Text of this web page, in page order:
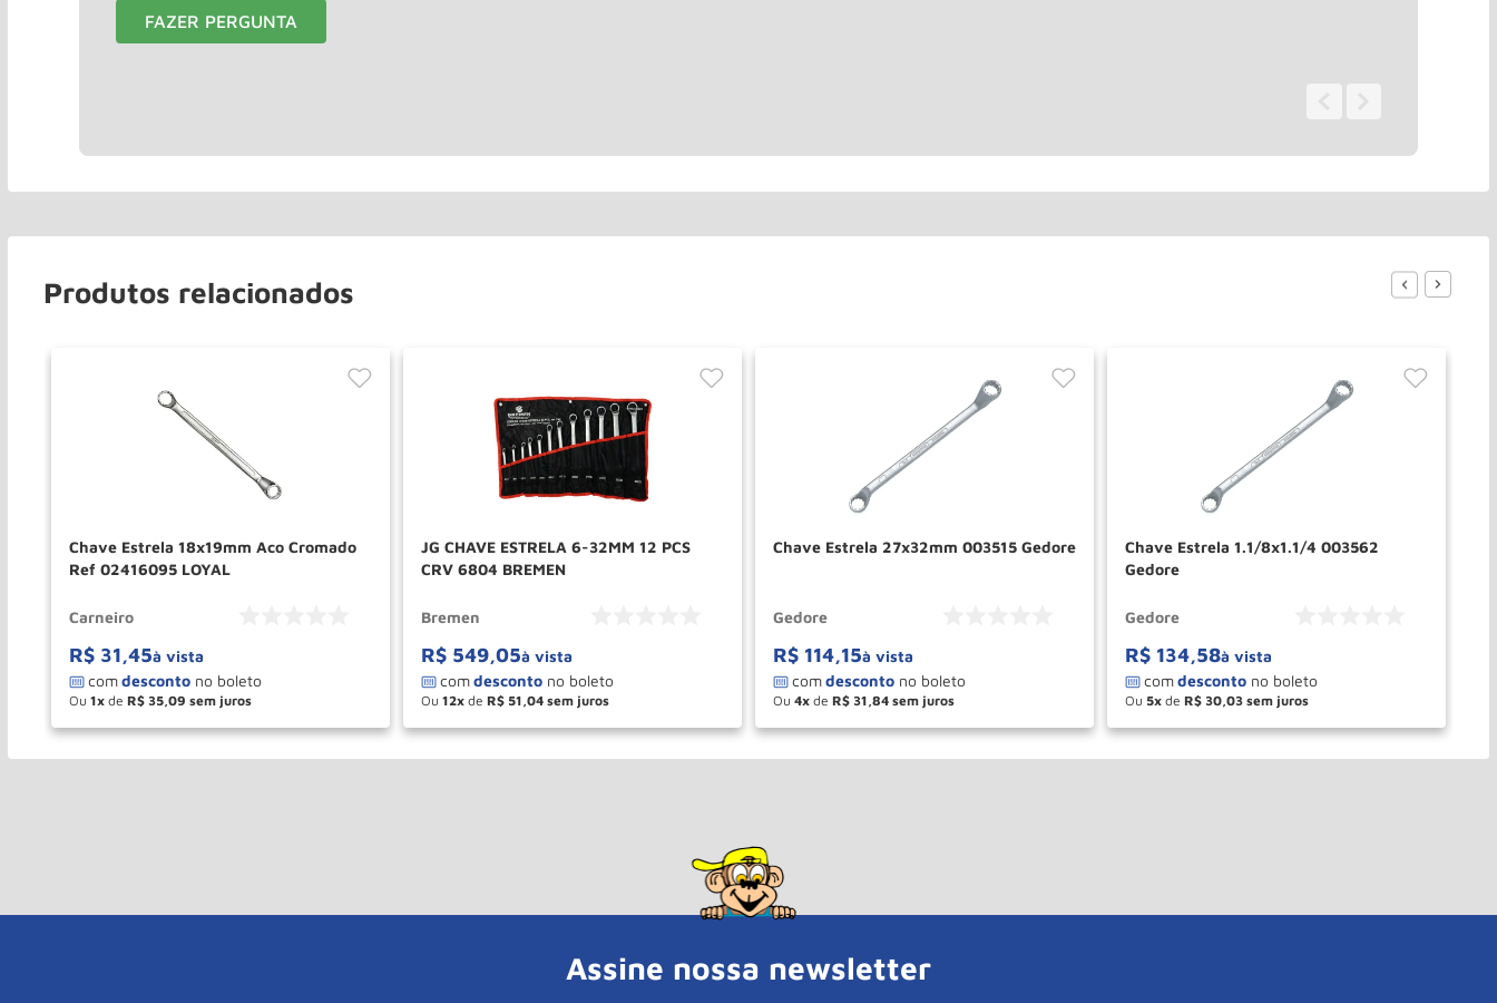
FAZER PERGUNTA
Produtos relacionados
Chave Estrela 18x19mm Aco Cromado
Ref 02416095 LOYAL
Carneiro
R$ 31,45à vista
Ou 1 de R$ 35,09
＋
－ COMPRAR
JG CHAVE ESTRELA 6-32MM 12 PCS
CRV 6804 BREMEN
Bremen
R$ 549,05à vista
Ou 12 de R$ 51,04
＋
－ COMPRAR
Chave Estrela 27x32mm 003515 Gedore
Gedore
R$ 114,15à vista
Ou 4 de R$ 31,84
＋
－ COMPRAR
Chave Estrela 1.1/8x1.1/4 003562
Gedore
Gedore
R$ 134,58à vista
Ou 5 de R$ 30,03
＋
－ COMPRAR
Assine nossa newsletter